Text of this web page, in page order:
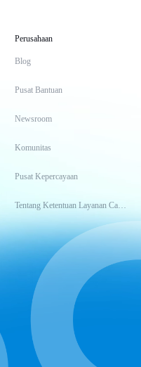
Perusahaan
Blog
Pusat Bantuan
Newsroom
Komunitas
Pusat Kepercayaan
Tentang Ketentuan Layanan CapCut